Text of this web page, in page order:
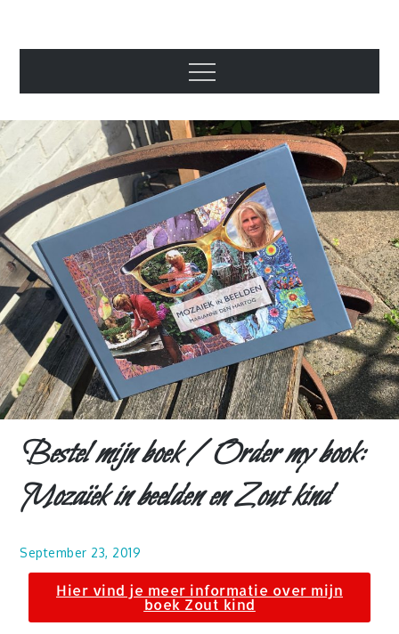
Beeldend
kunstenaar
Marianne den
Hartog
Bestel mijn boek / Order my book:
Mozaïek in beelden en Zout kind
September 23, 2019
Hier vind je meer informatie over mijn
boek Zout kind